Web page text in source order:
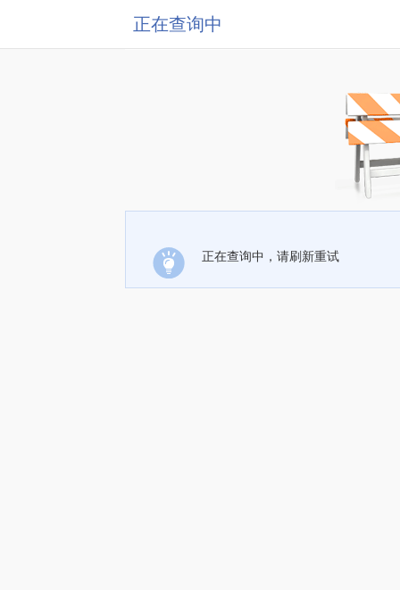
正在查询中
正在查询中，请刷新重试